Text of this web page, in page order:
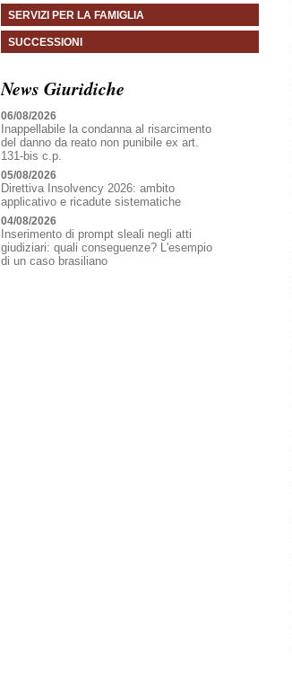
SERVIZI PER LA FAMIGLIA
SUCCESSIONI
News Giuridiche
06/08/2026
Inappellabile la condanna al risarcimento
del danno da reato non punibile ex art.
131-bis c.p.
05/08/2026
Direttiva Insolvency 2026: ambito
applicativo e ricadute sistematiche
04/08/2026
Inserimento di prompt sleali negli atti
giudiziari: quali conseguenze? L'esempio
di un caso brasiliano